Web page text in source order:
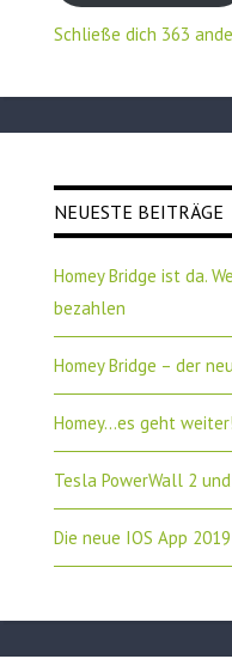
Schließe dich 363
NEUESTE BEITRÄGE
Homey Bridge ist da.
bezahlen
Homey Bridge – der
Homey…es geht weiter!
Tesla PowerWall 2
Die neue IOS App 2019